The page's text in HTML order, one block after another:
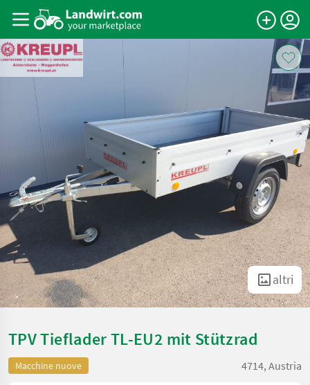
altri
TPV Tieflader TL-EU2 mit Stützrad
Macchine nuove 4714, Austria